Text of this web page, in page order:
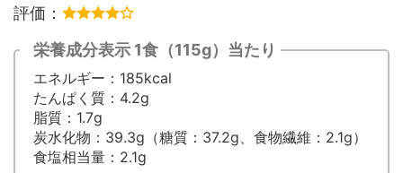
評価：
栄養成分表示 1食（115g）当たり
エネルギー：185kcal
たんぱく質：4.2g
脂質：1.7g
炭水化物：39.3g（糖質：37.2g、食物繊維：2.1g）
食塩相当量：2.1g